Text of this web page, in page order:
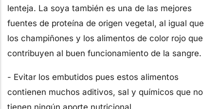
lenteja. La soya también es una de las mejores
fuentes de proteína de origen vegetal, al igual que
los champiñones y los alimentos de color rojo que
contribuyen al buen funcionamiento de la sangre.
- Evitar los embutidos pues estos alimentos
contienen muchos aditivos, sal y químicos que no
tienen ningún aporte nutricional.